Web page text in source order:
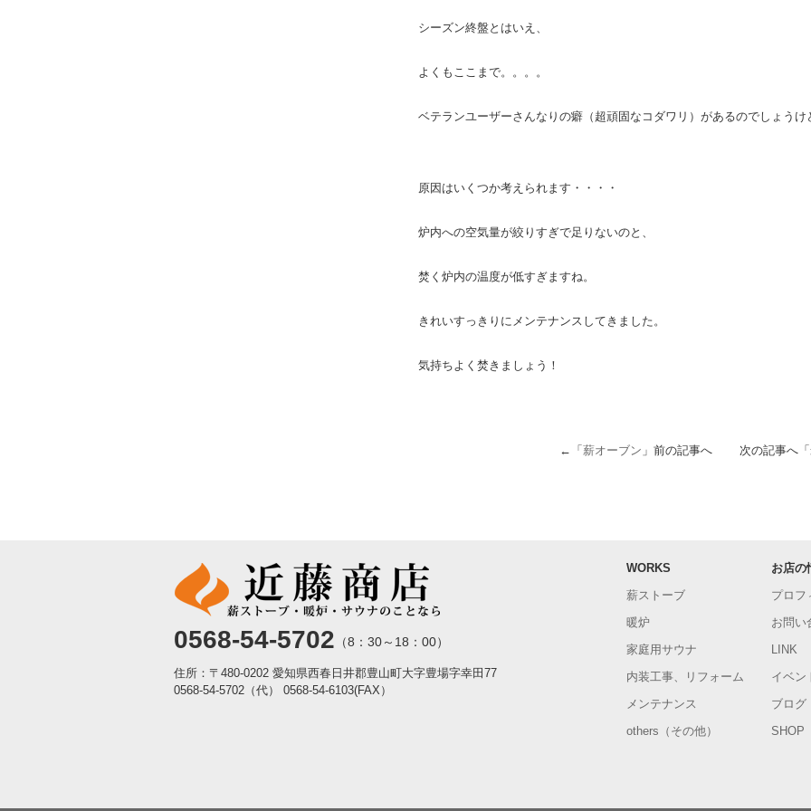
シーズン終盤とはいえ、
よくもここまで。。。。
ベテランユーザーさんなりの癖（超頑固なコダワリ）があるのでしょうけ
原因はいくつか考えられます・・・・
炉内への空気量が絞りすぎで足りないのと、
焚く炉内の温度が低すぎますね。
きれいすっきりにメンテナンスしてきました。
気持ちよく焚きましょう！
←「 薪オーブン 」前の記事へ 次の記事へ「
0568-54-5702 （8：30～18：00）
住所：〒480-0202 愛知県西春日井郡豊山町大字豊場字幸田77
0568-54-5702（代）
0568-54-6103(FAX）
WORKS
薪ストーブ
暖炉
家庭用サウナ
内装工事、リフォーム
メンテナンス
others（その他）
お店の
プロフ
お問い
LINK
イベン
ブログ
SHOP